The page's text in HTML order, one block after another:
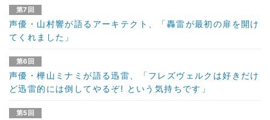
第7回
声優・山村響が語るアーキテクト、「轟雷が最初の扉を開け
てくれました」
第6回
声優・樺山ミナミが語る迅雷、「フレズヴェルクは好きだけ
ど迅雷的には倒してやるぞ! という気持ちです」
第5回